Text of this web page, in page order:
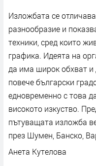
Изложбата се
разнообразие и
техники, сред които
графика. Идеята на
да има широк обхват и
повече български
едновременно с това
високото изкуство.
пътуващата изложба
през Шумен, Банско,
Анета Кутелова